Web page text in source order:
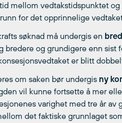
mellom vedtakstidspunktet
for det opprinnelige
søknad må undergis en
og grundigere enn sist
er blitt
om saken bør undergis ny
vil kunne fortsette å mer
varighet med tre år av
det faktiske grunnlaget